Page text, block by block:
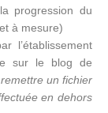
progression du
à mesure)
l’établissement
sur le blog de
un fichier
en dehors